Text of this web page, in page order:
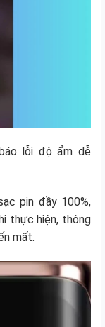
lỗi độ ẩm dễ
pin đầy 100%,
thực hiện, thông
mất.